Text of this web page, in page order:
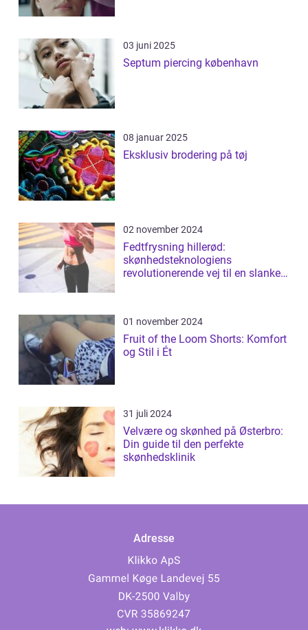
03 juni 2025
Septum piercing københavn
08 januar 2025
Eksklusiv brodering på tøj
02 november 2024
Fedtfrysning hillerød:
skønhedsteknologiens
revolutionerende vej til en slankere
01 november 2024
Fruit of the Loom Shorts: Komfort
og Stil i Ét
31 juli 2024
Velvære og skønhed på Østerbro:
Din guide til den perfekte
skønhedsklinik
Adresse